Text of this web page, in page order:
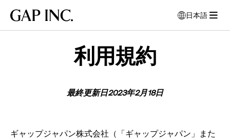
ン
ン
ン
Gap
日本語
言
語
ル
利用規約
最終更新日2023年2月18日
ギャップジャパン株式会社（「ギャップジャパン」また